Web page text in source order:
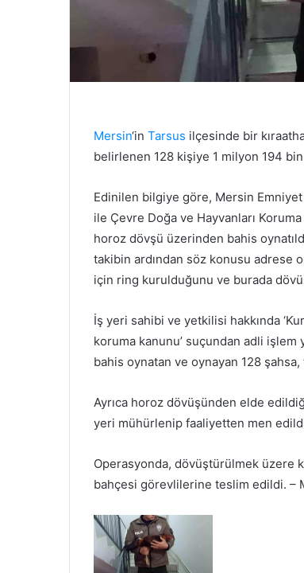
Mersin‘in Tarsus ilçesinde bir
belirlenen 128 kişiye 1 milyon 194 bin
Edinilen bilgiye göre, Mersin
ile Çevre Doğa ve Hayvanları
horoz dövşü üzerinden bahis
takibin ardından söz konusu adrese
için ring kurulduğunu ve burada
İş yeri sahibi ve yetkilisi hakkında
koruma kanunu’ suçundan adli
bahis oynatan ve oynayan 128
Ayrıca horoz dövüşünden elde
yeri mühürlenip faaliyetten men
Operasyonda, dövüştürülmek üzere
bahçesi görevlilerine teslim edildi. –